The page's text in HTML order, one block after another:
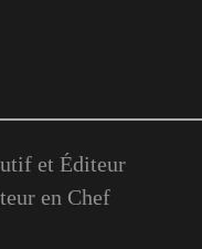
et Éditeur
en Chef